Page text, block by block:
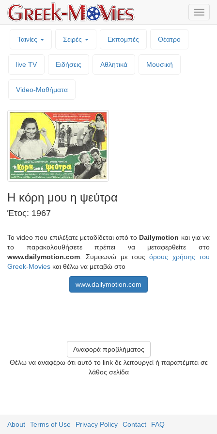
Ταινίες Σειρές Εκπομπές Θέατρο
live TV Ειδήσεις Αθλητικά Μουσική
Video-Mαθήματα
Η κόρη μου η ψεύτρα
Έτος: 1967
Το video που επιλέξατε μεταδίδεται από το Dailymotion και για να
το παρακολουθήσετε πρέπει να μεταφερθείτε στο
www.dailymotion.com . Συμφωνώ με τουςόρους χρήσης του
Greek-Movies και θέλω να μεταβώ στο
www.dailymotion.com
Αναφορά προβλήματος
Θέλω να αναφέρω ότι αυτό το link δε λειτουργεί ή παραπέμπει σε
λάθος σελίδα
About Terms of Use Privacy Policy Contact FAQ